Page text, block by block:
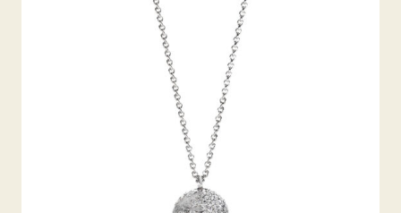
COLLIER MEINE WELT